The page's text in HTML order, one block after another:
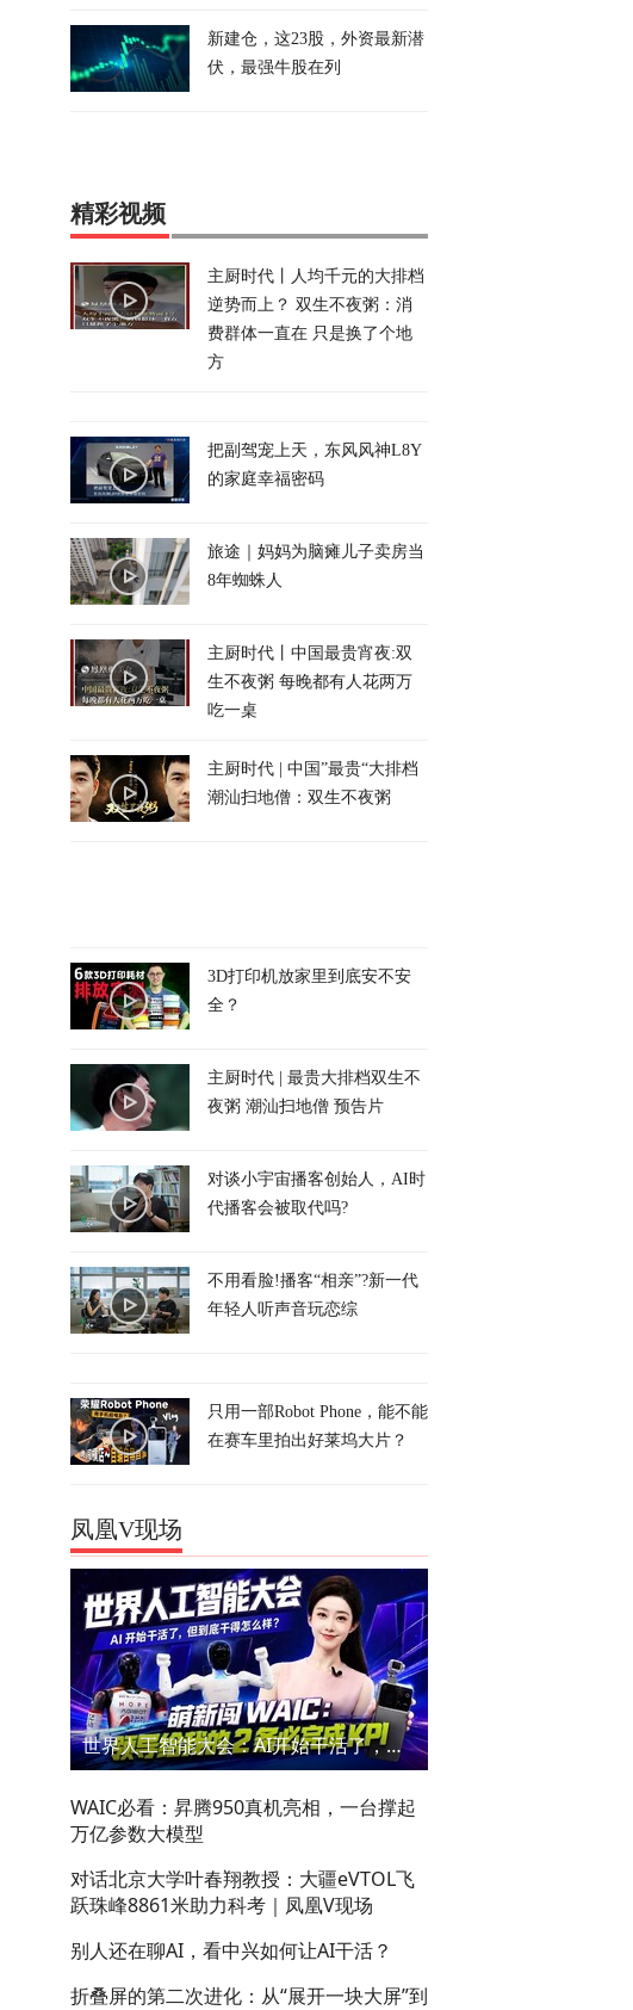
新建仓，这23股，外资最新潜
伏，最强牛股在列
精彩视频
主厨时代丨人均千元的大排档
逆势而上？ 双生不夜粥：消
费群体一直在 只是换了个地
方
把副驾宠上天，东风风神L8Y
的家庭幸福密码
旅途｜妈妈为脑瘫儿子卖房当
8年蜘蛛人
主厨时代丨中国最贵宵夜:双
生不夜粥 每晚都有人花两万
吃一桌
主厨时代 | 中国”最贵“大排档
潮汕扫地僧：双生不夜粥
3D打印机放家里到底安不安
全？
主厨时代 | 最贵大排档双生不
夜粥 潮汕扫地僧 预告片
对谈小宇宙播客创始人，AI时
代播客会被取代吗?
不用看脸!播客“相亲”?新一代
年轻人听声音玩恋综
只用一部Robot Phone，能不能
在赛车里拍出好莱坞大片？
凤凰V现场
世界人工智能大会：AI开始干活了，但到底干的怎么样？萌新闯WAIC
WAIC必看：昇腾950真机亮相，一台撑起
万亿参数大模型
对话北京大学叶春翔教授：大疆eVTOL飞
跃珠峰8861米助力科考｜凤凰V现场
别人还在聊AI，看中兴如何让AI干活？
折叠屏的第二次进化：从“展开一块大屏”到